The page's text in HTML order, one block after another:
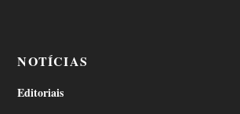
NOTÍCIAS
Editoriais